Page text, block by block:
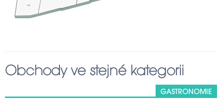
114
Obchody ve stejné kategorii
GASTRONOMIE